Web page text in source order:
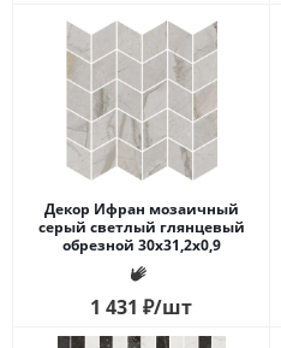
Декор Ифран мозаичный
серый светлый глянцевый
обрезной 30x31,2x0,9
1 431 ₽/шт